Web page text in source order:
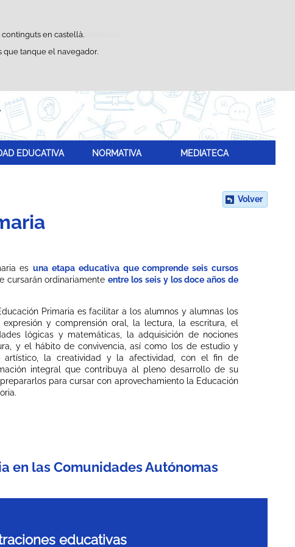
estadístiques d'ús i satisfacció.
legal.
en castellà.
que tanque el navegador.
EDUCATIVA NORMATIVA MEDIATECA
Volver
esuna etapa educativa que comprende seis cursos
cursarán ordinariamenteentre los seis y los doce años de
Primaria es facilitar a los alumnos y alumnas los
y comprensión oral, la lectura, la escritura, el
lógicas y matemáticas, la adquisición de nociones
y el hábito de convivencia, así como los de estudio y
artístico, la creatividad y la afectividad, con el fin de
integral que contribuya al pleno desarrollo de su
para cursar con aprovechamiento la Educación
en las Comunidades Autónomas
educativas